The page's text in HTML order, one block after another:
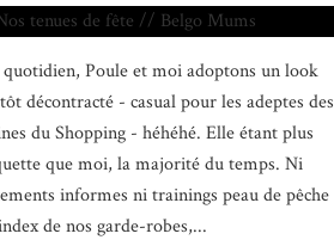
Poule et moi adoptons un look
décontracté - casual pour les adeptes des
du Shopping - héhéhé. Elle étant plus
que moi, la majorité du temps. Ni
informes ni trainings peau de pêche
de nos garde-robes,...